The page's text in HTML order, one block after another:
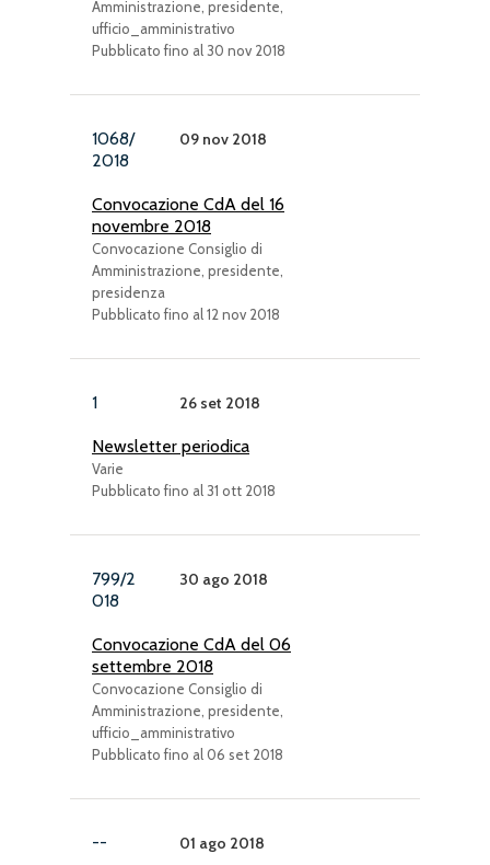
Amministrazione, presidente,
ufficio_amministrativo
Pubblicato fino al 30 nov 2018
1068/
2018
09 nov 2018
Convocazione CdA del 16
novembre 2018
Convocazione Consiglio di
Amministrazione, presidente,
presidenza
Pubblicato fino al 12 nov 2018
1 26 set 2018
Newsletter periodica
Varie
Pubblicato fino al 31 ott 2018
799/2
018
30 ago 2018
Convocazione CdA del 06
settembre 2018
Convocazione Consiglio di
Amministrazione, presidente,
ufficio_amministrativo
Pubblicato fino al 06 set 2018
-- 01 ago 2018